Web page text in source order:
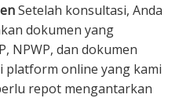
Setelah konsultasi, Anda
dokumen yang
NPWP, dan dokumen
platform online yang kami
repot mengantarkan